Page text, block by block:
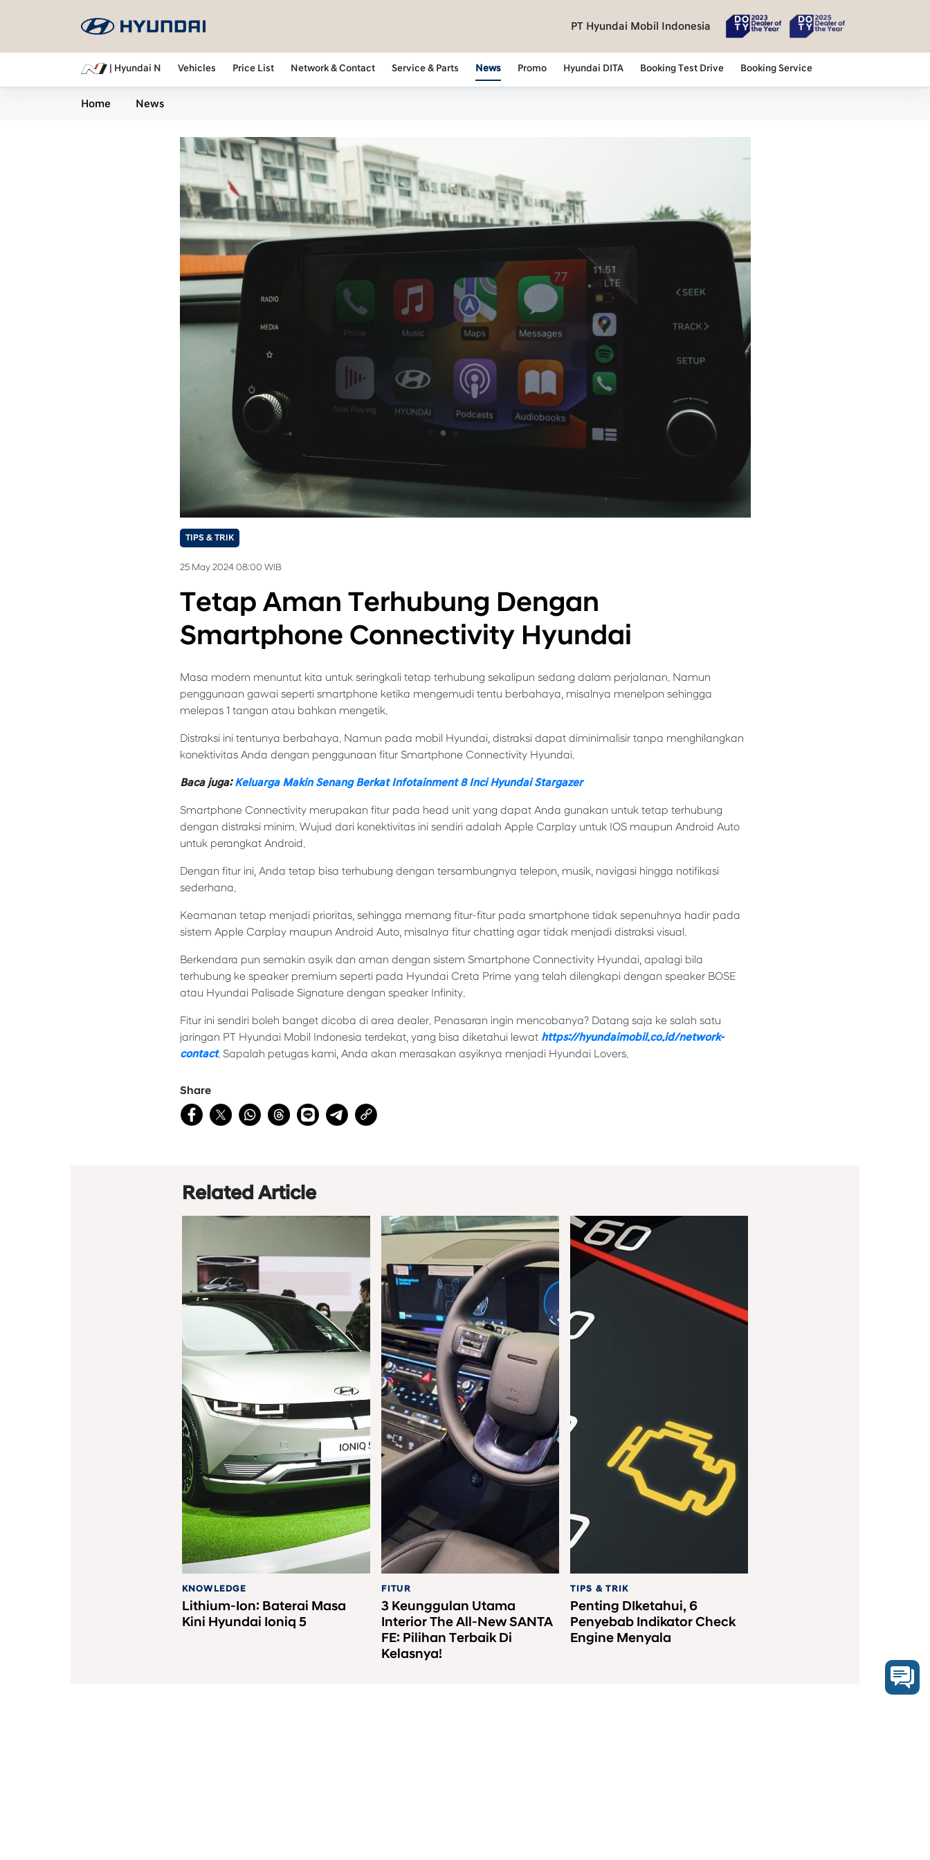
PT Hyundai Mobil Indonesia
| Hyundai N Vehicles Price List Network & Contact Service & Parts News Promo Hyundai DITA Booking Test Drive Booking Service
Home News
TIPS & TRIK
25 May 2024 08:00 WIB
Tetap Aman Terhubung Dengan
Smartphone Connectivity Hyundai
Masa modern menuntut kita untuk seringkali tetap terhubung sekalipun sedang dalam perjalanan. Namun
penggunaan gawai seperti smartphone ketika mengemudi tentu berbahaya, misalnya menelpon sehingga
melepas 1 tangan atau bahkan mengetik.
Distraksi ini tentunya berbahaya. Namun pada mobil Hyundai, distraksi dapat diminimalisir tanpa menghilangkan
konektivitas Anda dengan penggunaan fitur Smartphone Connectivity Hyundai.
Baca juga:Keluarga Makin Senang Berkat Infotainment 8 Inci Hyundai Stargazer
Smartphone Connectivity merupakan fitur pada head unit yang dapat Anda gunakan untuk tetap terhubung
dengan distraksi minim. Wujud dari konektivitas ini sendiri adalah Apple Carplay untuk IOS maupun Android Auto
untuk perangkat Android.
Dengan fitur ini, Anda tetap bisa terhubung dengan tersambungnya telepon, musik, navigasi hingga notifikasi
sederhana.
Keamanan tetap menjadi prioritas, sehingga memang fitur-fitur pada smartphone tidak sepenuhnya hadir pada
sistem Apple Carplay maupun Android Auto, misalnya fitur chatting agar tidak menjadi distraksi visual.
Berkendara pun semakin asyik dan aman dengan sistem Smartphone Connectivity Hyundai, apalagi bila
terhubung ke speaker premium seperti pada Hyundai Creta Prime yang telah dilengkapi dengan speaker BOSE
atau Hyundai Palisade Signature dengan speaker Infinity.
Fitur ini sendiri boleh banget dicoba di area dealer. Penasaran ingin mencobanya? Datang saja ke salah satu
jaringan PT Hyundai Mobil Indonesia terdekat, yang bisa diketahui lewat https://hyundaimobil.co.id/network-
contact. Sapalah petugas kami, Anda akan merasakan asyiknya menjadi Hyundai Lovers.
Share
Related Article
KNOWLEDGE
Lithium-Ion: Baterai Masa
Kini Hyundai Ioniq 5
FITUR
3 Keunggulan Utama
Interior The All-New SANTA
FE: Pilihan Terbaik Di
Kelasnya!
TIPS & TRIK
Penting DIketahui, 6
Penyebab Indikator Check
Engine Menyala